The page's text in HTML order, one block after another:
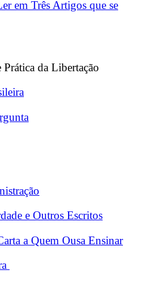
em Três Artigos que se
da Libertação
e Outros Escritos
a Quem Ousa Ensinar